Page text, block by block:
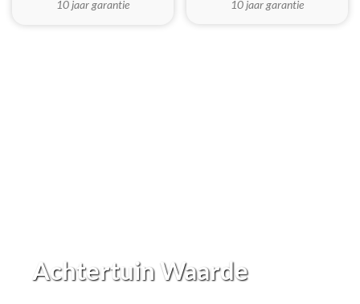
10 jaar garantie
10 jaar garantie
Achtertuin Waarde